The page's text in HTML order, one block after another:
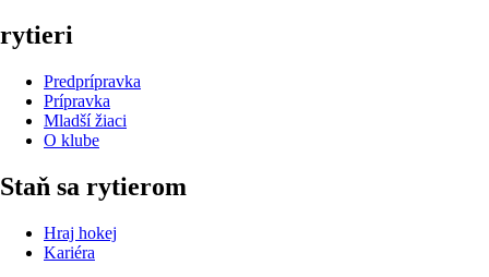
rytieri
Predprípravka
Prípravka
Mladší žiaci
O klube
Staň sa rytierom
Hraj hokej
Kariéra